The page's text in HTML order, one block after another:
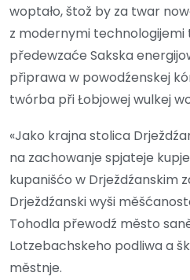
woptało, štož by za twar
z modernymi technologijemi
předewzaće Sakska
připrawa w powodźenskej
twórba při Łobjowej wulkej
«Jako krajna stolica
na zachowanje spjateje
kupanišćo w Drježdźanskim
Drježdźanski wyši
Tohodla přewodź město
Lotzebachskeho podliwa a
městnje.